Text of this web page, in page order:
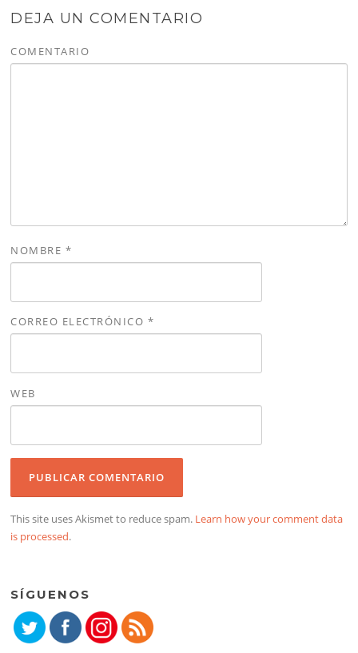
DEJA UN COMENTARIO
COMENTARIO
NOMBRE *
CORREO ELECTRÓNICO *
WEB
This site uses Akismet to reduce spam. Learn how your comment data
is processed.
SÍGUENOS